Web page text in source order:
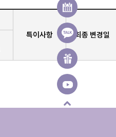
특이사항
최종 변경일